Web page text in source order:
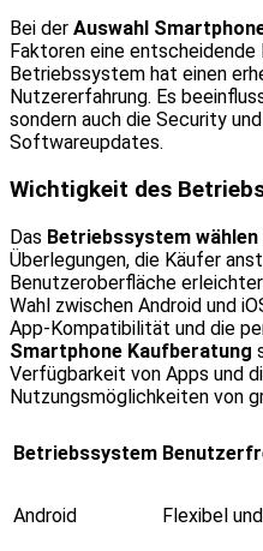
Bei der Auswahl
Faktoren eine entscheidende
Betriebssystem hat einen
Nutzererfahrung. Es
sondern auch die Security
Softwareupdates.
Wichtigkeit des
Das Betriebssystem wählen
Überlegungen, die Käufer
Benutzeroberfläche
Wahl zwischen Android und
App-Kompatibilität und die
Smartphone Kaufberatung
Verfügbarkeit von Apps und
Nutzungsmöglichkeiten von
Betriebssystem
Android Flexibel